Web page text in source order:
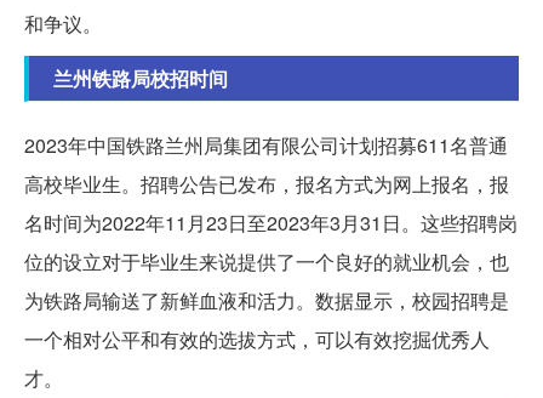
和争议。
兰州铁路局校招时间
2023年中国铁路兰州局集团有限公司计划招募611名普通
高校毕业生。招聘公告已发布，报名方式为网上报名，报
名时间为2022年11月23日至2023年3月31日。这些招聘岗
位的设立对于毕业生来说提供了一个良好的就业机会，也
为铁路局输送了新鲜血液和活力。数据显示，校园招聘是
一个相对公平和有效的选拔方式，可以有效挖掘优秀人
才。